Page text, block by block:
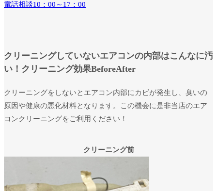
電話相談10：00～17：00
クリーニングしていないエアコンの内部はこんなに汚
い！クリーニング効果BeforeAfter
クリーニングをしないとエアコン内部にカビが発生し、臭いの
原因や健康の悪化材料となります。この機会に是非当店のエア
コンクリーニングをご利用ください！
クリーニング前